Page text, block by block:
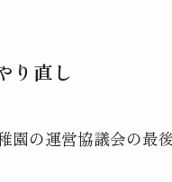
り直し
園の運営協議会の最